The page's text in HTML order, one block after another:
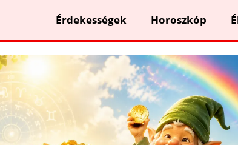
Érdekességek Horoszkóp